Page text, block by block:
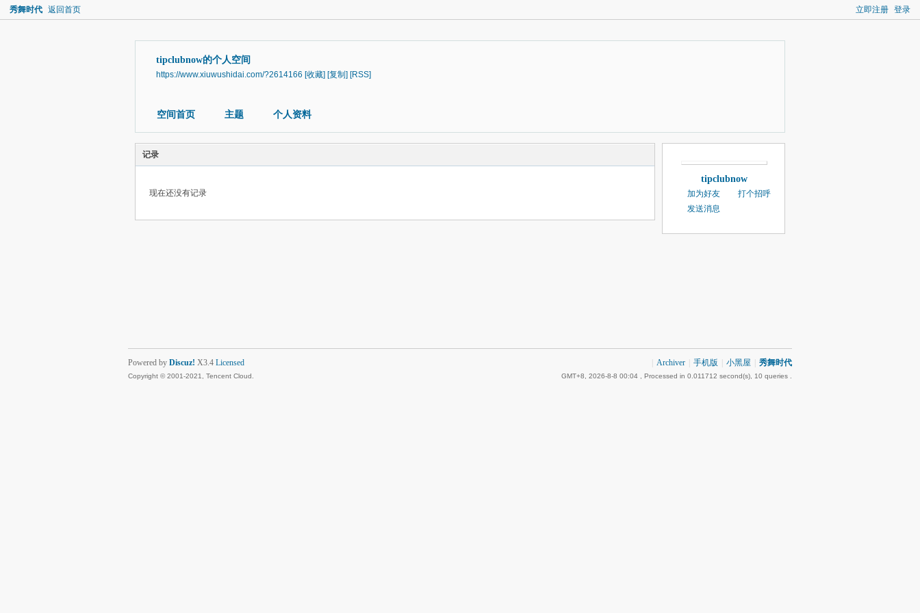
立即注册 登录
秀舞时代 返回首页
tipclubnow的个人空间
https://www.xiuwushidai.com/?2614166 [收藏] [复制] [RSS]
空间首页 主题 个人资料
记录
现在还没有记录
tipclubnow
加为好友
打个招呼
发送消息
Archiver 手机版 小黑屋 秀舞时代
GMT+8, 2026-8-8 00:04 , Processed in 0.011712 second(s), 10 queries .
Powered by Discuz! X3.4 Licensed
Copyright © 2001-2021, Tencent Cloud.